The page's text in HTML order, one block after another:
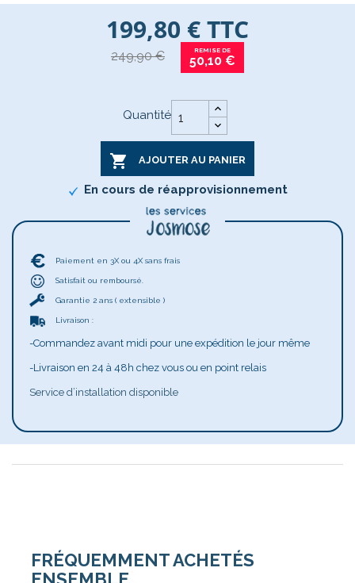
199,80 €TTC
249,90 € 50,10 €
Quantité
 AJOUTER AU PANIER
En cours de réapprovisionnement
Paiement en 3X ou 4X sans frais
Satisfait ou remboursé.
Garantie 2 ans ( extensible )
Livraison :
-Commandez avant midi pour une expédition le jour même
-Livraison en 24 à 48h chez vous ou en point relais
Service d’installation disponible
FRÉQUEMMENT ACHETÉS